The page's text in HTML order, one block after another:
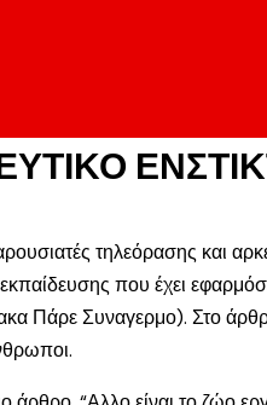
τηλεόρασης και
που έχει
Πάρε Συναγερμο). Στο